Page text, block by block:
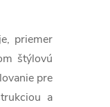
priemer
štýlovú
pre
a